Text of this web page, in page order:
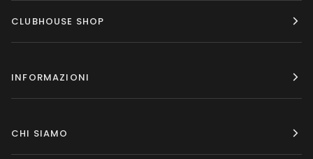
CLUBHOUSE SHOP
INFORMAZIONI
CHI SIAMO